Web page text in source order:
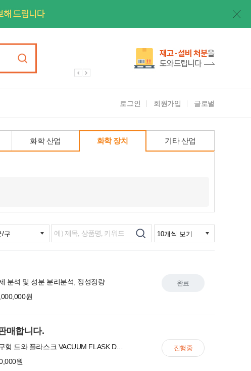
로그인 회원가입 글로벌
화학 산업 화학 장치 기타 산업
분석 및 성분 분리분석, 정성정량
원
완료
매합니다.
광구형 드와 플라스크 VACUUM FLASK DEWAR
원
진행중